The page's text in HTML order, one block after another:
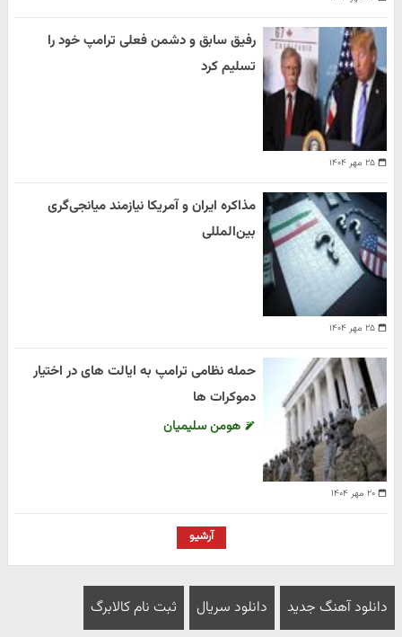
۲۵ مهر ۱۴۰۴
رفیق سابق و دشمن فعلی ترامپ خود را
تسلیم کرد
۲۵ مهر ۱۴۰۴
مذاکره ایران و آمریکا نیازمند میانجی‌گری
بین‌المللی
۲۰ مهر ۱۴۰۴
حمله نظامی ترامپ به ایالت های در اختیار
دموکرات ها
هومن سلیمیان
آرشیو
دانلود آهنگ جدید دانلود سریال ثبت نام کالابرگ